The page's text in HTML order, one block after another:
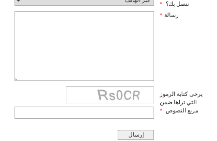
نتصل بك؟ *
رسالة *
يرجى كتابة الرموز
التي تراها ضمن
مربع النصوص *